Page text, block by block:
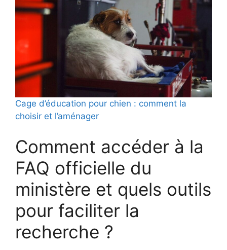
Cage d’éducation pour chien : comment la
choisir et l’aménager
Comment accéder à la
FAQ officielle du
ministère et quels outils
pour faciliter la
recherche ?